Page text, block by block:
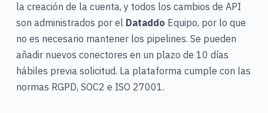
la creación de la cuenta, y todos los cambios de API
son administrados por el Dataddo Equipo, por lo que
no es necesario mantener los pipelines. Se pueden
añadir nuevos conectores en un plazo de 10 días
hábiles previa solicitud. La plataforma cumple con las
normas RGPD, SOC2 e ISO 27001.